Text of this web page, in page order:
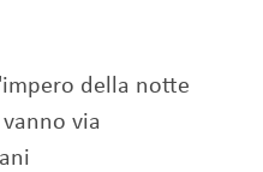
della notte
via